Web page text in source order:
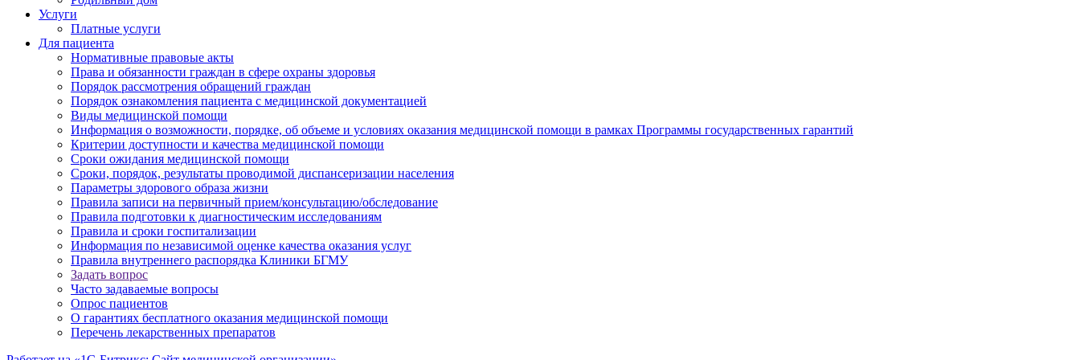
Услуги
Платные услуги
Для пациента
Нормативные правовые акты
Права и обязанности граждан в сфере охраны здоровья
Порядок рассмотрения обращений граждан
Порядок ознакомления пациента с медицинской документацией
Виды медицинской помощи
Информация о возможности, порядке, об объеме и условиях оказания медицинской помощи в рамках Программы государственных гарантий
Критерии доступности и качества медицинской помощи
Сроки ожидания медицинской помощи
Сроки, порядок, результаты проводимой диспансеризации населения
Параметры здорового образа жизни
Правила записи на первичный прием/консультацию/обследование
Правила подготовки к диагностическим исследованиям
Правила и сроки госпитализации
Информация по независимой оценке качества оказания услуг
Правила внутреннего распорядка Клиники БГМУ
Задать вопрос
Часто задаваемые вопросы
Опрос пациентов
О гарантиях бесплатного оказания медицинской помощи
Перечень лекарственных препаратов